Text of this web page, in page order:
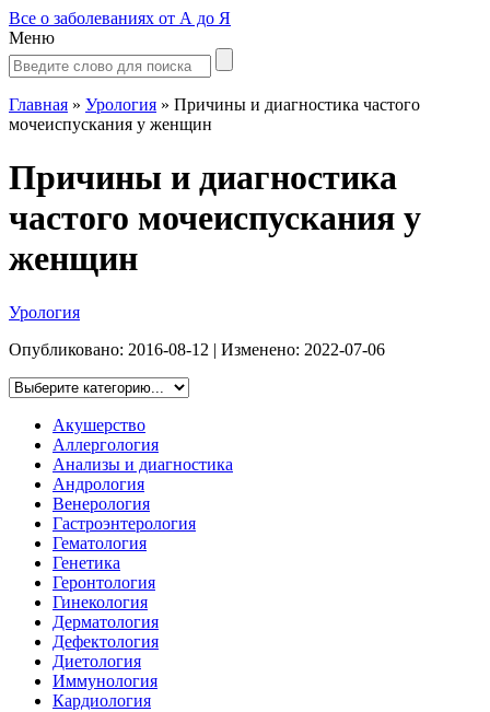
Все о заболеваниях от А до Я
Меню
Главная » Урология » Причины и диагностика частого
мочеиспускания у женщин
Причины и диагностика
частого мочеиспускания у
женщин
Урология
Опубликовано: 2016-08-12 | Изменено: 2022-07-06
Акушерство
Аллергология
Анализы и диагностика
Андрология
Венерология
Гастроэнтерология
Гематология
Генетика
Геронтология
Гинекология
Дерматология
Дефектология
Диетология
Иммунология
Кардиология